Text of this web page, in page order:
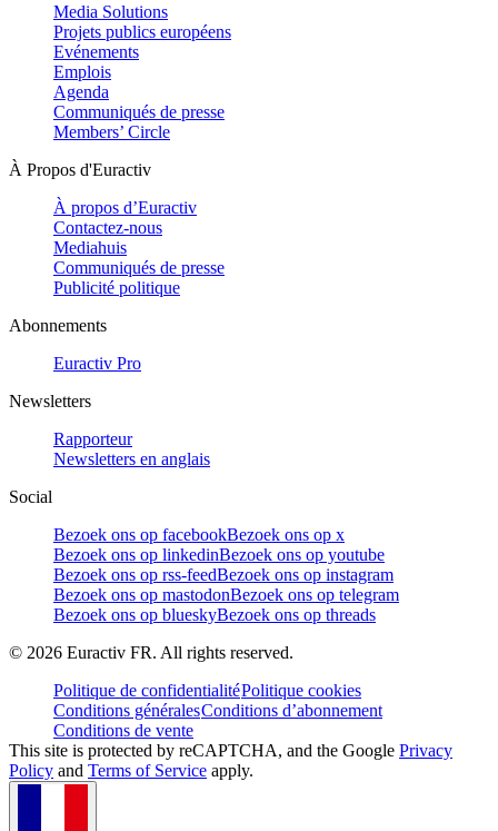
Media Solutions
Projets publics européens
Evénements
Emplois
Agenda
Communiqués de presse
Members’ Circle
À Propos d'Euractiv
À propos d’Euractiv
Contactez-nous
Mediahuis
Communiqués de presse
Publicité politique
Abonnements
Euractiv Pro
Newsletters
Rapporteur
Newsletters en anglais
Social
Bezoek ons op facebookBezoek ons op x
Bezoek ons op linkedinBezoek ons op youtube
Bezoek ons op rss-feedBezoek ons op instagram
Bezoek ons op mastodonBezoek ons op telegram
Bezoek ons op blueskyBezoek ons op threads
© 2026 Euractiv FR. All rights reserved.
Politique de confidentialitéPolitique cookies
Conditions généralesConditions d’abonnement
Conditions de vente
This site is protected by reCAPTCHA, and the Google Privacy
Policy and Terms of Service apply.